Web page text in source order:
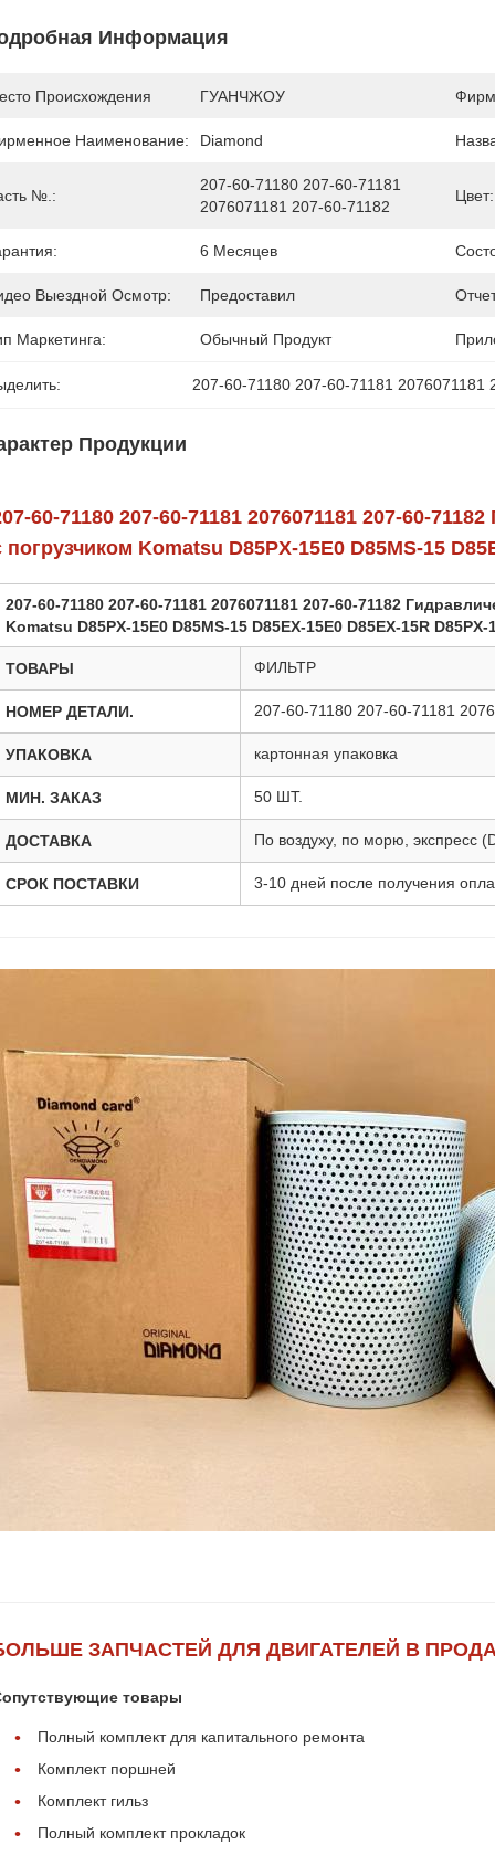
Информация
Происхождения ГУАНЧЖОУ
Наименование: Diamond
№.:
207-60-71180 207-60-71181
2076071181 207-60-71182
Цвет:
6 Месяцев
Выездной Осмотр: Предоставил
Маркетинга: Обычный Продукт
207-60-71180 207-60-71181 2076071181
Продукции
60-71180 207-60-71181 2076071181 207-60-
погрузчиком Komatsu D85PX-15E0 D85MS-15
207-60-71180 207-60-71181 2076071181 207-60-71182
Komatsu D85PX-15E0 D85MS-15 D85EX-15E0 D85EX-15R D85PX-
ТОВАРЫ ФИЛЬТР
НОМЕР ДЕТАЛИ. 207-60-71180 207-60-71181
УПАКОВКА картонная упаковка
МИН. ЗАКАЗ 50 ШТ.
ДОСТАВКА По воздуху, по морю, экспресс
СРОК ПОСТАВКИ 3-10 дней после получения
ЗАПЧАСТЕЙ ДЛЯ ДВИГАТЕЛЕЙ В
товары
Полный комплект для капитального ремонта
Комплект поршней
Комплект гильз
Полный комплект прокладок